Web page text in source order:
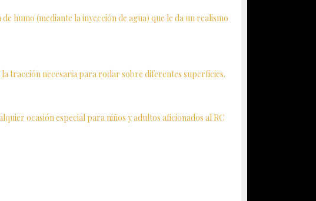
humo (mediante la inyección de agua) que le da un realismo
tracción necesaria para rodar sobre diferentes superficies.
ocasión especial para niños y adultos aficionados al RC